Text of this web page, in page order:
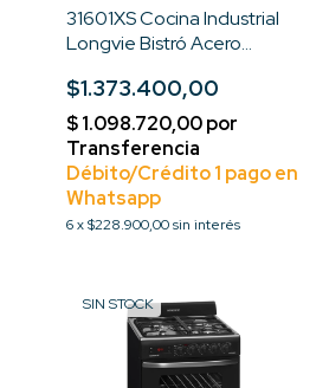
31601XS Cocina Industrial
Longvie Bistró Acero
$1.373.400,00
6 x$228.900,00 sin interés
SIN STOCK